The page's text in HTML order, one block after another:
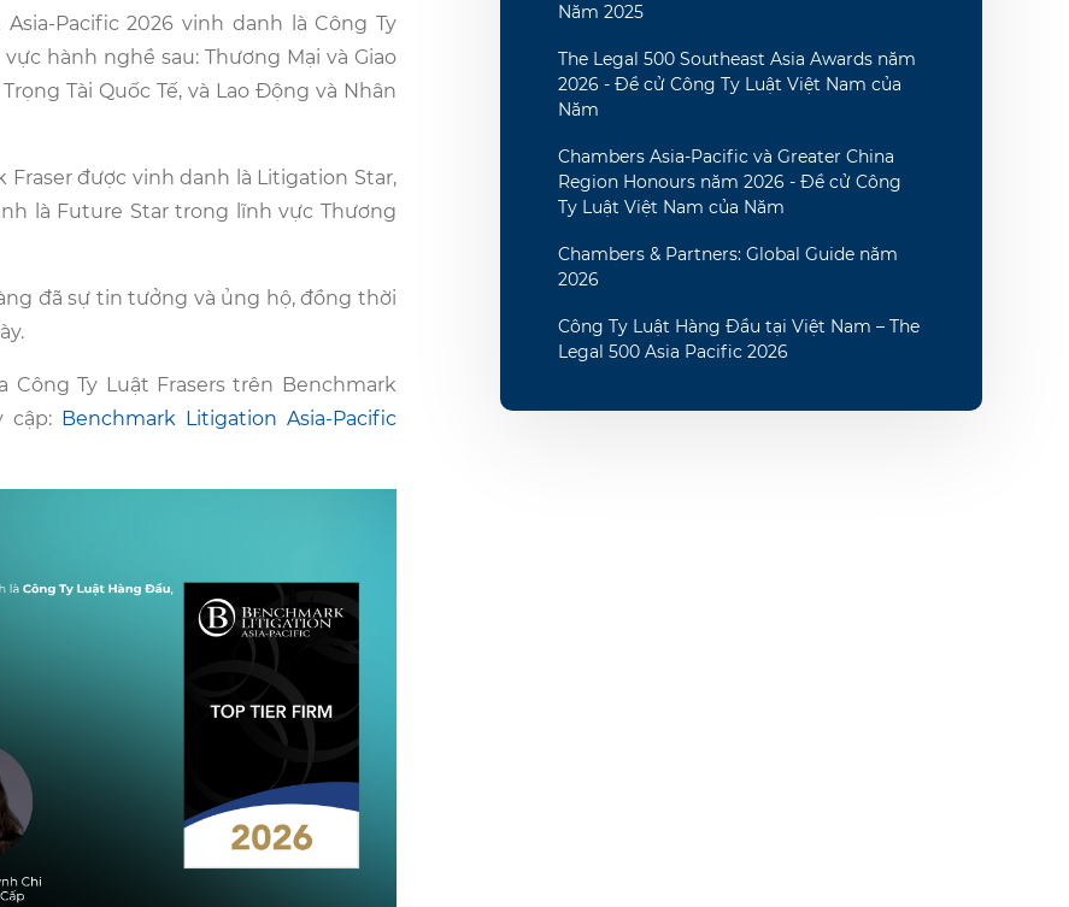
Pacific 2026 vinh danh là Công Ty
hành nghề sau: Thương Mại và Giao
Tài Quốc Tế, và Lao Động và Nhân
được vinh danh là Litigation Star,
là Future Star trong lĩnh vực Thương
đã sự tin tưởng và ủng hộ, đồng thời
Ty Luật Frasers trên Benchmark
cập: Benchmark Litigation Asia-Pacific
Năm 2025
The Legal 500 Southeast Asia Awards năm
2026 - Đề cử Công Ty Luật Việt Nam của
Năm
Chambers Asia-Pacific và Greater China
Region Honours năm 2026 - Đề cử Công
Ty Luật Việt Nam của Năm
Chambers & Partners: Global Guide năm
2026
Công Ty Luật Hàng Đầu tại Việt Nam – The
Legal 500 Asia Pacific 2026